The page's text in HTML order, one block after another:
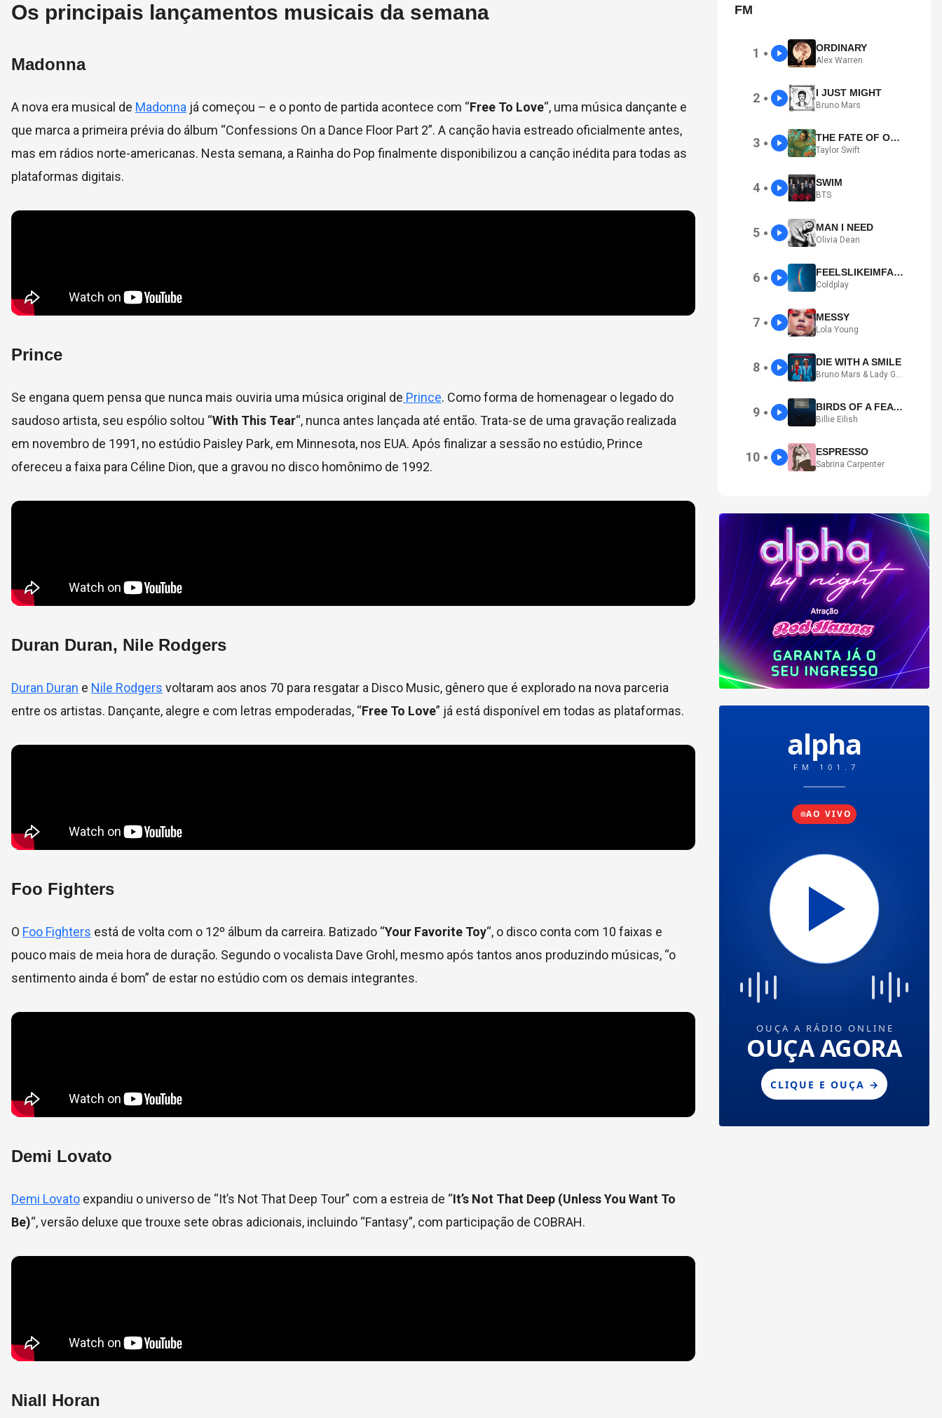
Os principais lançamentos musicais da semana
Madonna
A nova era musical de Madonna já começou – e o ponto de partida acontece com “Free To Love“, uma música dançante e
que marca a primeira prévia do álbum “Confessions On a Dance Floor Part 2”. A canção havia estreado oficialmente antes,
mas em rádios norte-americanas. Nesta semana, a Rainha do Pop finalmente disponibilizou a canção inédita para todas as
plataformas digitais.
Prince
Se engana quem pensa que nunca mais ouviria uma música original de Prince. Como forma de homenagear o legado do
saudoso artista, seu espólio soltou “With This Tear“, nunca antes lançada até então. Trata-se de uma gravação realizada
em novembro de 1991, no estúdio Paisley Park, em Minnesota, nos EUA. Após finalizar a sessão no estúdio, Prince
ofereceu a faixa para Céline Dion, que a gravou no disco homônimo de 1992.
Duran Duran, Nile Rodgers
Duran Duran e Nile Rodgers voltaram aos anos 70 para resgatar a Disco Music, gênero que é explorado na nova parceria
entre os artistas. Dançante, alegre e com letras empoderadas, “Free To Love” já está disponível em todas as plataformas.
Foo Fighters
O Foo Fighters está de volta com o 12º álbum da carreira. Batizado “Your Favorite Toy“, o disco conta com 10 faixas e
pouco mais de meia hora de duração. Segundo o vocalista Dave Grohl, mesmo após tantos anos produzindo músicas, “o
sentimento ainda é bom” de estar no estúdio com os demais integrantes.
Demi Lovato
Demi Lovato expandiu o universo de “It’s Not That Deep Tour” com a estreia de “It’s Not That Deep (Unless You Want To
Be)“, versão deluxe que trouxe sete obras adicionais, incluindo “Fantasy”, com participação de COBRAH.
Niall Horan
FM
1 ● ORDINARY
Alex Warren
2 ● I JUST MIGHT
Bruno Mars
3 ● THE FATE OF OPHELIA
Taylor Swift
4 ● SWIM
BTS
5 ● MAN I NEED
Olivia Dean
6 ● FEELSLIKEIMFALLINGINLOVE
Coldplay
7 ● MESSY
Lola Young
8 ● DIE WITH A SMILE
Bruno Mars & Lady Gaga
9 ● BIRDS OF A FEATHER
Billie Eilish
10 ● ESPRESSO
Sabrina Carpenter